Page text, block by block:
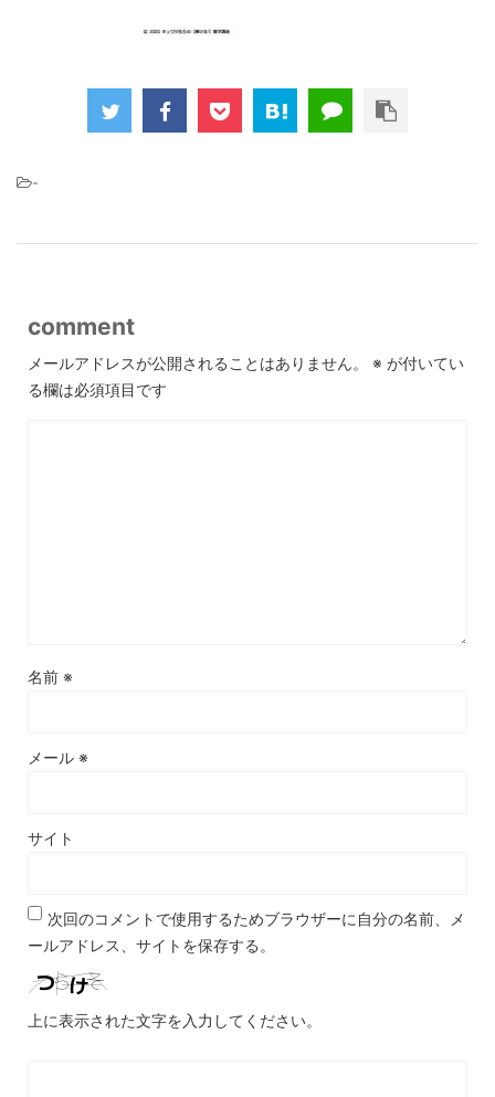
-
comment
メールアドレスが公開されることはありません。 ※ が付いてい
る欄は必須項目です
名前 ※
メール ※
サイト
次回のコメントで使用するためブラウザーに自分の名前、メ
ールアドレス、サイトを保存する。
上に表示された文字を入力してください。